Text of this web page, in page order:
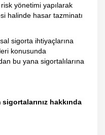
yönetimi yapılarak
halinde hasar tazminatı
sigorta ihtiyaçlarına
konusunda
bu yana sigortalılarına
hakkında